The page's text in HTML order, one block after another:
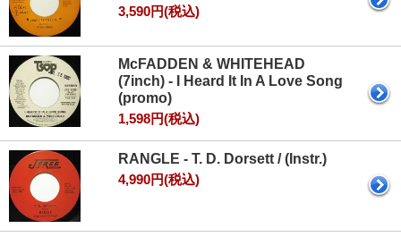
3,590円(税込)
McFADDEN & WHITEHEAD
(7inch) - I Heard It In A Love Song
(promo)
1,598円(税込)
RANGLE - T. D. Dorsett / (Instr.)
4,990円(税込)